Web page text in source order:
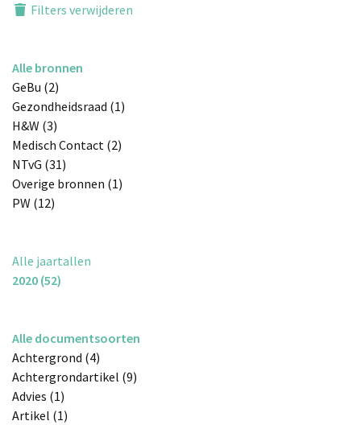
Filters verwijderen
Alle bronnen
GeBu (2)
Gezondheidsraad (1)
H&W (3)
Medisch Contact (2)
NTvG (31)
Overige bronnen (1)
PW (12)
Alle jaartallen
2020 (52)
Alle documentsoorten
Achtergrond (4)
Achtergrondartikel (9)
Advies (1)
Artikel (1)